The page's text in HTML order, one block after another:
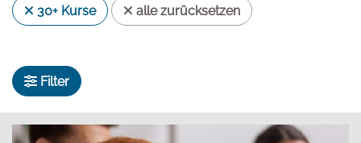
30+ Kurse alle zurücksetzen
Filter